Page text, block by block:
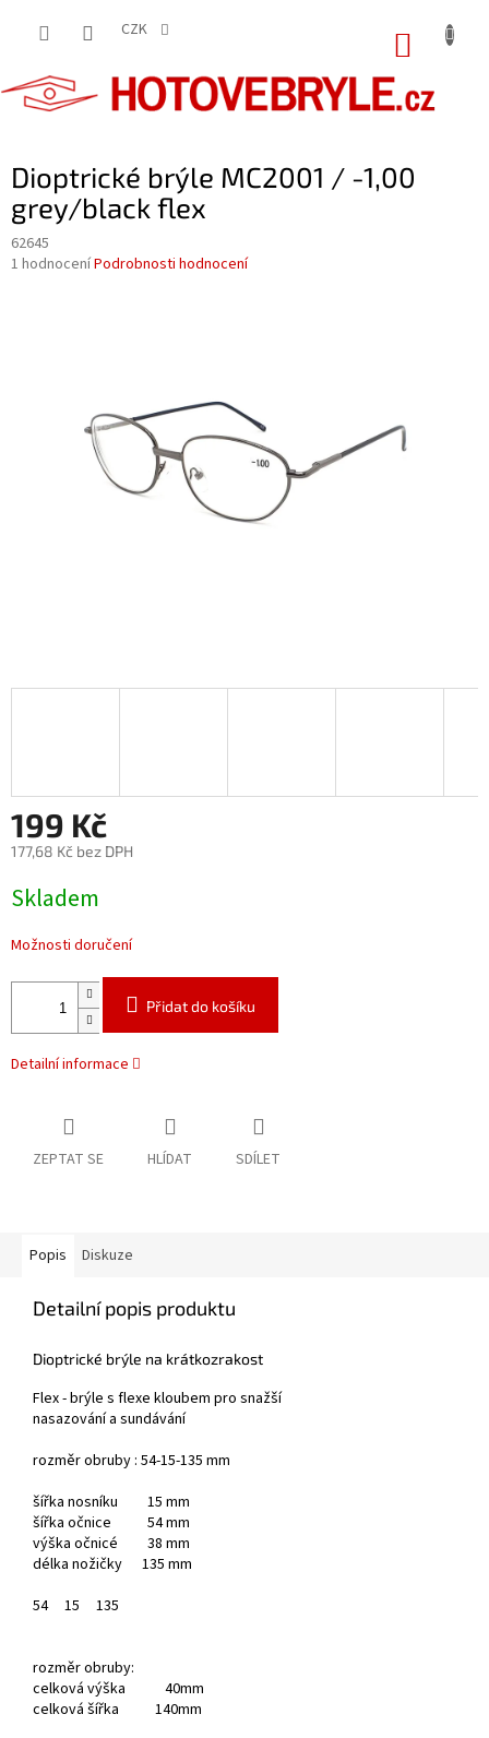
CZK
Dioptrické brýle MC2001 / -1,00
grey/black flex
62645
Průměrné
1 hodnoceníPodrobnosti hodnocení
199 Kč
177,68 Kč bez DPH
cena:
Skladem
Možnosti doručení
Přidat do košíku
Detailní informace
ZEPTAT SE HLÍDAT SDÍLET
Popis Diskuze
Detailní popis produktu
Dioptrické brýle na krátkozrakost
Flex - brýle s flexe kloubem pro snažší
nasazování a sundávání
rozměr obruby : 54-15-135 mm
šířka nosníku 15 mm
šířka očnice 54 mm
výška očnicé 38 mm
délka nožičky 135 mm
54 15 135
rozměr obruby:
celková výška 40mm
celková šířka 140mm